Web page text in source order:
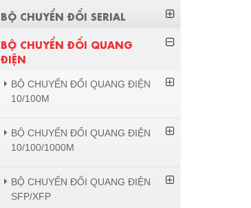
BỘ CHUYỂN ĐỔI SERIAL
BỘ CHUYỂN ĐỔI QUANG
ĐIỆN
BỘ CHUYỂN ĐỔI QUANG ĐIỆN
10/100M
BỘ CHUYỂN ĐỔI QUANG ĐIỆN
10/100/1000M
BỘ CHUYỂN ĐỔI QUANG ĐIỆN
SFP/XFP